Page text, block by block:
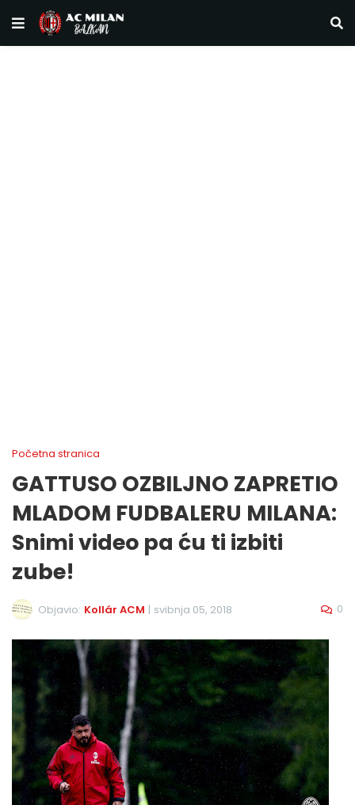
Početna stranica
GATTUSO OZBILJNO ZAPRETIO
MLADOM FUDBALERU MILANA:
Snimi video pa ću ti izbiti
zube!
Objavio: Kollár ACM | svibnja 05, 2018 0